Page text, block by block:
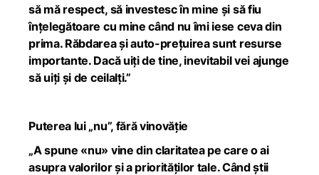
să mă respect, să investesc în mine și să fiu
înțelegătoare cu mine când nu îmi iese ceva din
prima. Răbdarea și auto-prețuirea sunt resurse
importante. Dacă uiți de tine, inevitabil vei ajunge
să uiți și de ceilalți.”
Puterea lui „nu”, fără vinovăție
„A spune «nu» vine din claritatea pe care o ai
asupra valorilor și a priorităților tale. Când știi